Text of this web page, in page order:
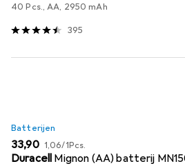
40 Pcs., AA, 2950 mAh
395
Batterijen
EUR
33,90 EUR
1,06/1Pcs.
Duracell Mignon (AA) batterij